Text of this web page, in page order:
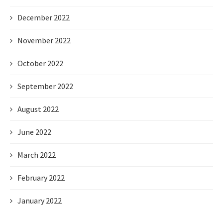
December 2022
November 2022
October 2022
September 2022
August 2022
June 2022
March 2022
February 2022
January 2022